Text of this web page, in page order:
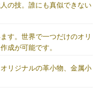
の技。誰にも真似できない
す。世界で一つだけのオリ
成が可能です。
リジナルの革小物、金属小